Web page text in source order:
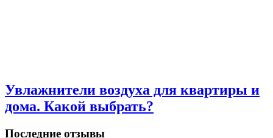
Увлажнители воздуха для квартиры и
дома. Какой выбрать?
Последние отзывы